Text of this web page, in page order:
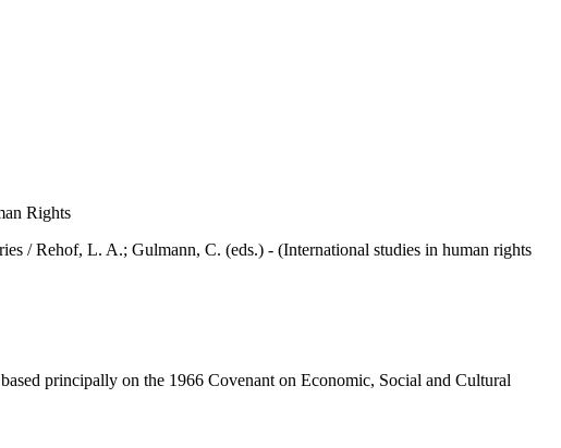
Rights
/ Rehof, L. A.; Gulmann, C. (eds.) - (International studies in human rights
principally on the 1966 Covenant on Economic, Social and Cultural